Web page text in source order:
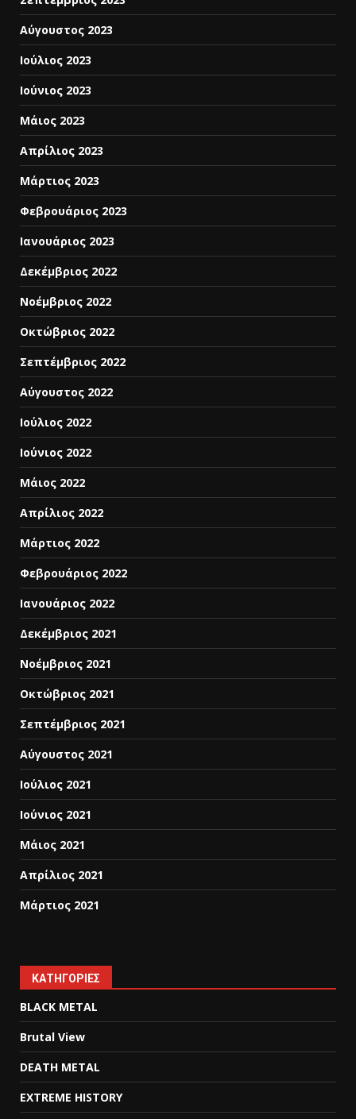
Αύγουστος 2023
Ιούλιος 2023
Ιούνιος 2023
Μάιος 2023
Απρίλιος 2023
Μάρτιος 2023
Φεβρουάριος 2023
Ιανουάριος 2023
Δεκέμβριος 2022
Νοέμβριος 2022
Οκτώβριος 2022
Σεπτέμβριος 2022
Αύγουστος 2022
Ιούλιος 2022
Ιούνιος 2022
Μάιος 2022
Απρίλιος 2022
Μάρτιος 2022
Φεβρουάριος 2022
Ιανουάριος 2022
Δεκέμβριος 2021
Νοέμβριος 2021
Οκτώβριος 2021
Σεπτέμβριος 2021
Αύγουστος 2021
Ιούλιος 2021
Ιούνιος 2021
Μάιος 2021
Απρίλιος 2021
Μάρτιος 2021
KΑΤΗΓΟΡΊΕΣ
BLACK METAL
Brutal View
DEATH METAL
EXTREME HISTORY